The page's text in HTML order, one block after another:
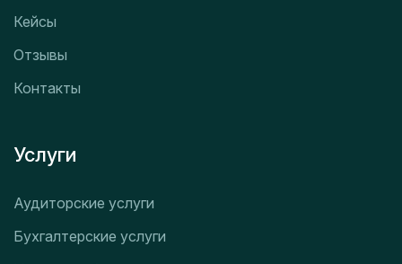
Кейсы
Отзывы
Контакты
Услуги
Аудиторские услуги
Бухгалтерские услуги